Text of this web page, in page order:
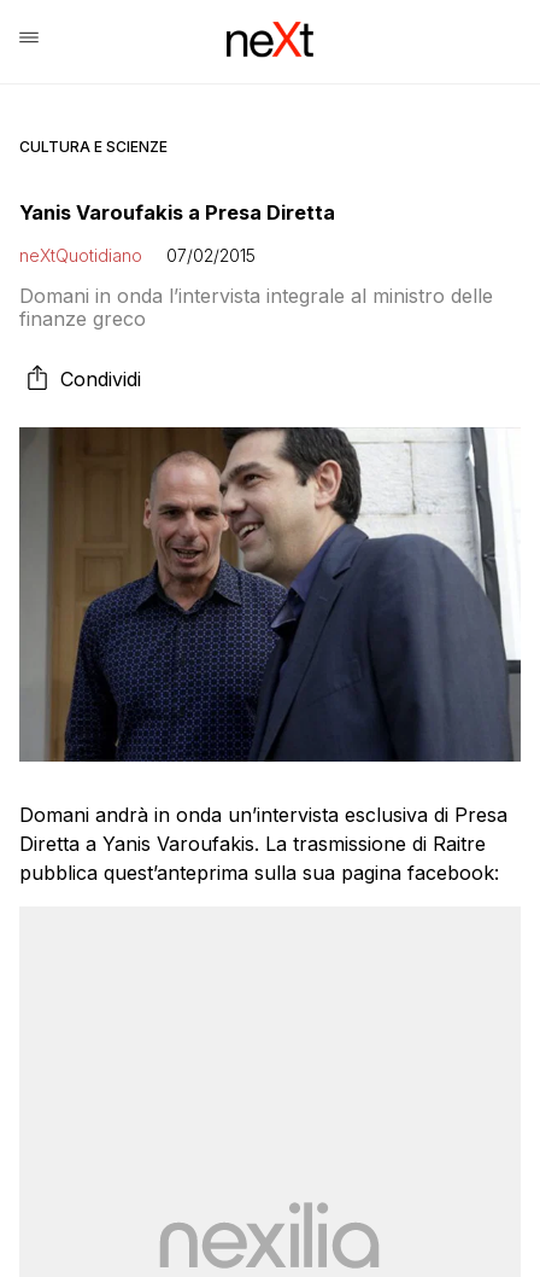
CULTURA E SCIENZE
Yanis Varoufakis a Presa Diretta
neXtQuotidiano 07/02/2015
Domani in onda l’intervista integrale al ministro delle
finanze greco
Condividi
Domani andrà in onda un’intervista esclusiva di Presa
Diretta a Yanis Varoufakis. La trasmissione di Raitre
pubblica quest’anteprima sulla sua pagina facebook: